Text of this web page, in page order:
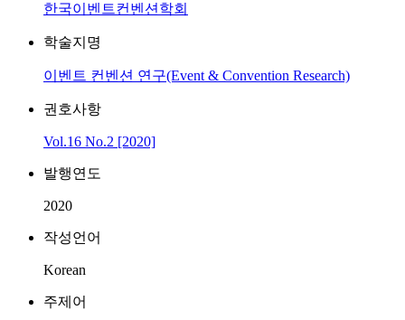
한국이벤트컨벤션학회
학술지명
이벤트 컨벤션 연구(Event & Convention Research)
권호사항
Vol.16 No.2 [2020]
발행연도
2020
작성언어
Korean
주제어